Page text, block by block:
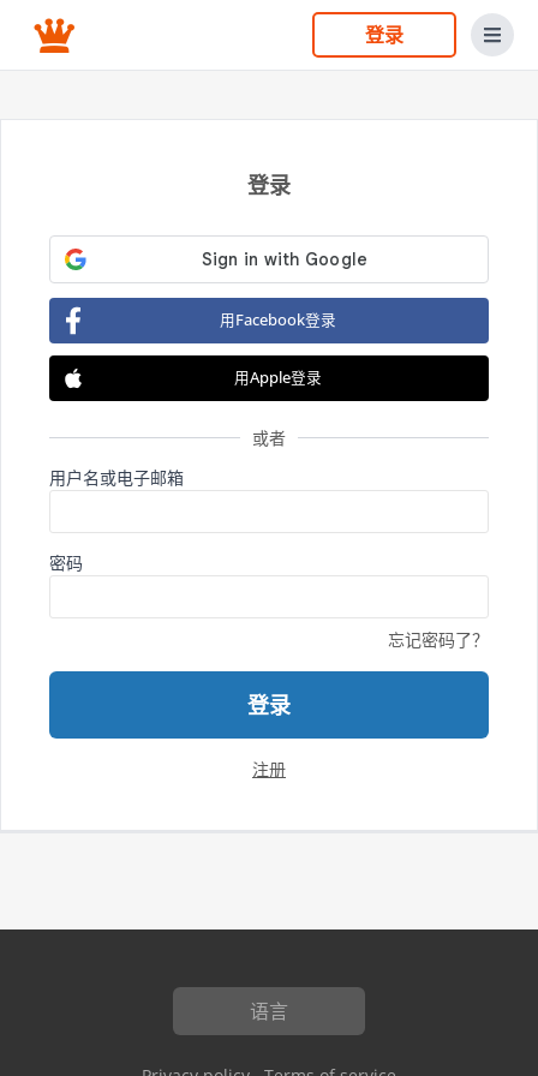
登录
登录
用Facebook登录
用Apple登录
或者
用户名或电子邮箱
密码
忘记密码了？
登录
注册
语言